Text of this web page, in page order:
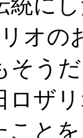
オ
そう
ロザ
ことを